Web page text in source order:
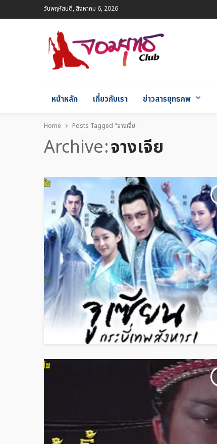
วันพฤหัสบดี, สิงหาคม 6, 2026
หน้าหลัก เกี่ยวกับเรา ข่าวสารยุทธภพ
Home Posts Tagged "จางเจี๋ย"
Archive จางเจี๋ย